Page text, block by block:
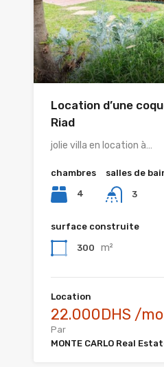
Location d’une
Riad
jolie villa en location à…
chambres
4
salles de
3
surface construite
300 m²
Location
22.000DHS /
Par
MONTE CARLO Real